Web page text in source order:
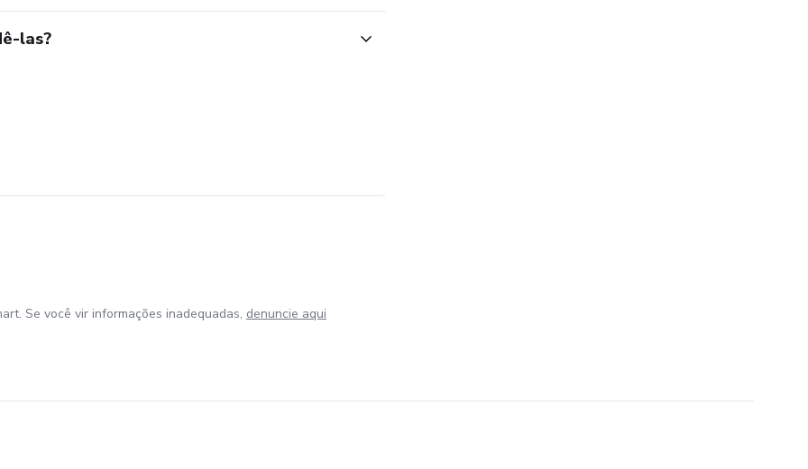
las?
Se você vir informações inadequadas, denuncie aqui